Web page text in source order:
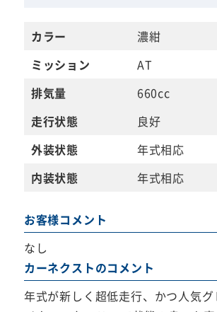
カラー
濃紺
ミッション
AT
排気量
660cc
走行状態
良好
外装状態
年式相応
内装状態
年式相応
お客様コメント
なし
カーネクストのコメント
年式が新しく超低走行、かつ人気